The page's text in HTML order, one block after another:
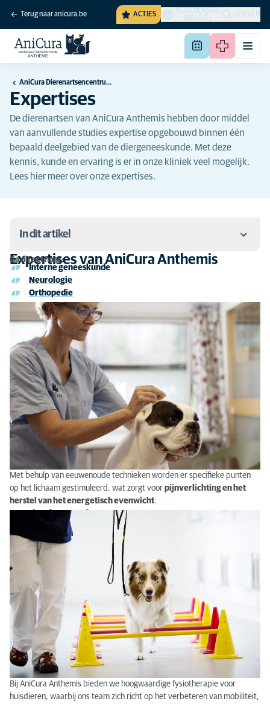
Terug naar anicura.be ACTIES
NEDERLANDS
(BELGIË)
ZOEKEN
AniCura Dierenartsencentrum Anthemis te Kapelle-op-den-Bos
Expertises
De dierenartsen van AniCura Anthemis hebben door middel
van aanvullende studies expertise opgebouwd binnen één
bepaald deelgebied van de diergeneeskunde. Met deze
kennis, kunde en ervaring is er in onze kliniek veel mogelijk.
Lees hier meer over onze expertises.
In dit artikel
Expertises van AniCura Anthemis
Acupunctuur
Fysiotherapie
Expertises van AniCura Anthemis
Ga direct naar:
Interne geneeskunde
Neurologie
Orthopedie
Acupunctuur
Met behulp van eeuwenoude technieken worden er specifieke punten
op het lichaam gestimuleerd, wat zorgt voor pijnverlichting en het
herstel van het energetisch evenwicht.
Fysiotherapie
Bij AniCura Anthemis bieden we hoogwaardige fysiotherapie voor
huisdieren, waarbij ons team zich richt op het verbeteren van mobiliteit,